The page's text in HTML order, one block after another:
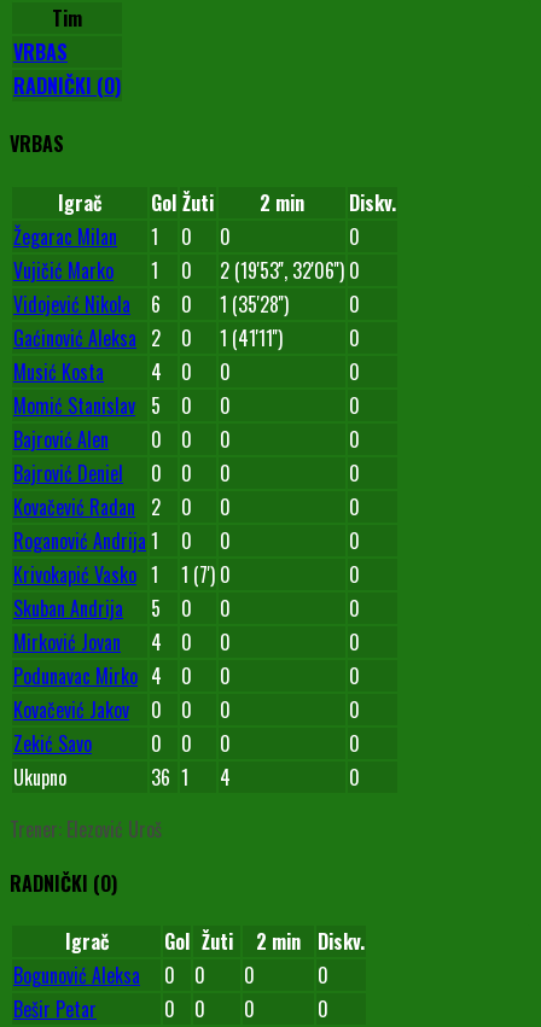
Tim
VRBAS
RADNIČKI (O)
VRBAS
Igrač Gol Žuti 2 min
Diskv.
Žegarac Milan
1 0 0
0
Vujičić Marko
1 0 2 (19'53'', 32'06'') 0
Vidojević Nikola
6 0 1 (35'28'')
0
Gaćinović Aleksa 2 0 1 (41'11'')
0
Musić Kosta
4 0 0
0
Momić Stanislav 5 0 0
0
Bajrović Alen
0 0 0
0
Bajrović Deniel
0 0 0
0
Kovačević Radan
2 0 0
0
Roganović Andrija 1 0 0
0
Krivokapić Vasko 1 1 (7') 0
0
Skuban Andrija
5 0 0
0
Mirković Jovan
4 0 0
0
Podunavac Mirko 4 0 0
0
Kovačević Jakov
0 0 0
0
Zekić Savo
0 0 0
0
Ukupno
36 1 4
0
Trener: Elezović Uroš
RADNIČKI (O)
Igrač Gol Žuti 2 min
Diskv.
Bogunović Aleksa
0 0 0
0
Bešir Petar
0 0 0
0